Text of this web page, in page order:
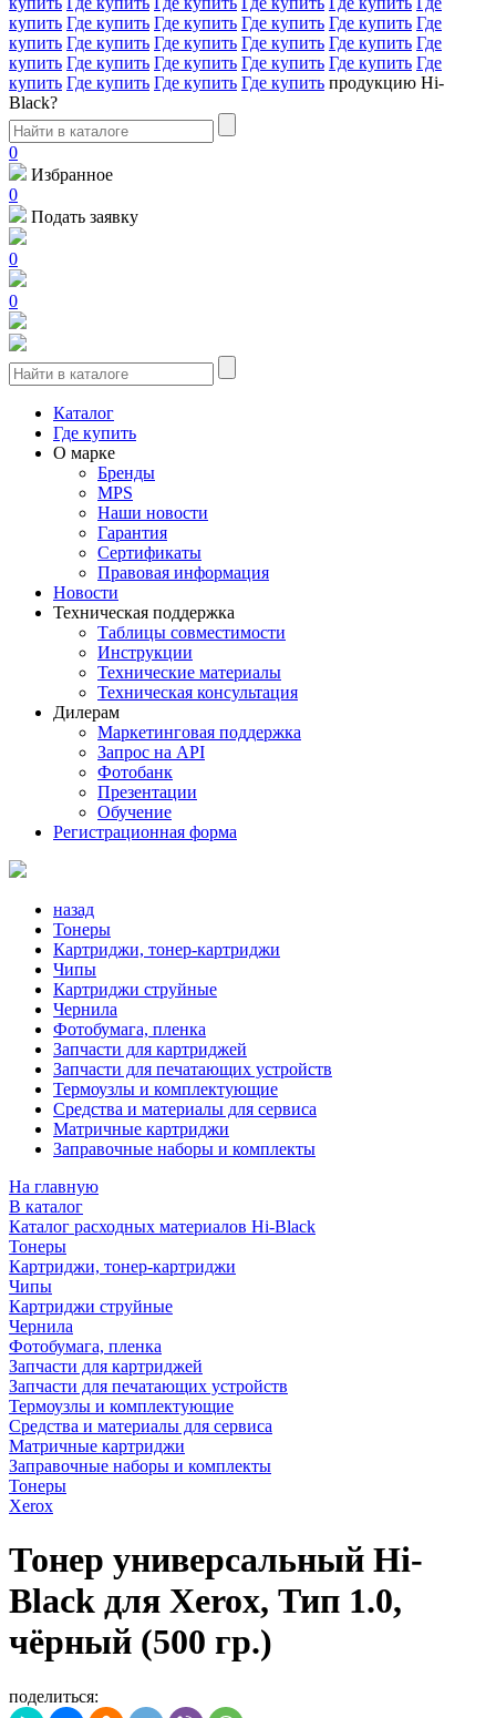
купить Где купить Где купить Где купить Где купить Где
купить Где купить Где купить Где купить Где купить Где
купить Где купить Где купить Где купить Где купить Где
купить Где купить Где купить Где купить продукцию Hi-
Black?
0
Избранное
0
Подать заявку
0
0
Каталог
Где купить
О марке
Бренды
MPS
Наши новости
Гарантия
Сертификаты
Правовая информация
Новости
Техническая поддержка
Таблицы совместимости
Инструкции
Технические материалы
Техническая консультация
Дилерам
Маркетинговая поддержка
Запрос на API
Фотобанк
Презентации
Обучение
Регистрационная форма
назад
Тонеры
Картриджи, тонер-картриджи
Чипы
Картриджи струйные
Чернила
Фотобумага, пленка
Запчасти для картриджей
Запчасти для печатающих устройств
Термоузлы и комплектующие
Средства и материалы для сервиса
Матричные картриджи
Заправочные наборы и комплекты
На главную
В каталог
Каталог расходных материалов Hi-Black
Тонеры
Картриджи, тонер-картриджи
Чипы
Картриджи струйные
Чернила
Фотобумага, пленка
Запчасти для картриджей
Запчасти для печатающих устройств
Термоузлы и комплектующие
Средства и материалы для сервиса
Матричные картриджи
Заправочные наборы и комплекты
Тонеры
Xerox
Тонер универсальный Hi-
Black для Xerox, Тип 1.0,
чёрный (500 гр.)
поделиться: